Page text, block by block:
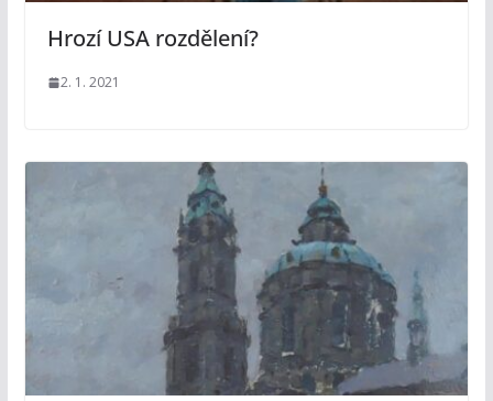
Hrozí USA rozdělení?
2. 1. 2021